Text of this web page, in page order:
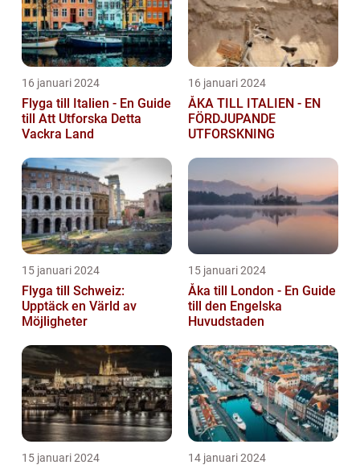
16 januari 2024
Flyga till Italien - En Guide
till Att Utforska Detta
Vackra Land
16 januari 2024
ÅKA TILL ITALIEN - EN
FÖRDJUPANDE
UTFORSKNING
15 januari 2024
Flyga till Schweiz:
Upptäck en Värld av
Möjligheter
15 januari 2024
Åka till London - En Guide
till den Engelska
Huvudstaden
15 januari 2024 14 januari 2024